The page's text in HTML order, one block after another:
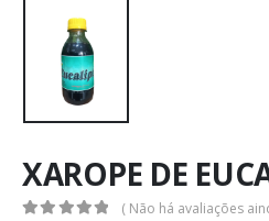
XAROPE DE
( Não há avaliações